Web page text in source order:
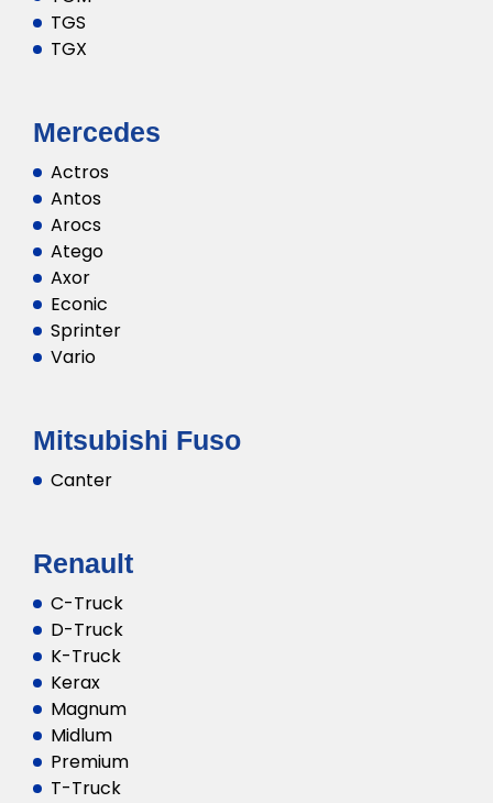
TGS
TGX
Mercedes
Actros
Antos
Arocs
Atego
Axor
Econic
Sprinter
Vario
Mitsubishi Fuso
Canter
Renault
C-Truck
D-Truck
K-Truck
Kerax
Magnum
Midlum
Premium
T-Truck